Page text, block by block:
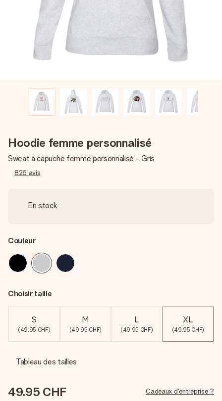
Créez quelque chose d’unique en quelques étapes – avec
son prénom, votre photo ou un message qui touche le cœur.
Sans complications, juste tout l’amour pour le moment idéal.
Hoodie femme personnalisé
Sweat à capuche femme personnalisé - Gris
826 avis
En stock
Couleur
Choisir taille
S
(49.95 CHF)
M
(49.95 CHF)
L
(49.95 CHF)
XL
(49.95 CHF)
Tableau des tailles
49.95 CHF Cadeaux d'entreprise ?